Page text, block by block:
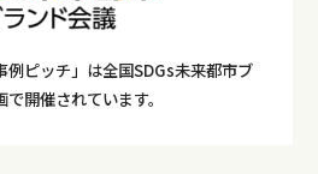
例ピッチ」は全国SDGs未来都市ブ
開催されています。